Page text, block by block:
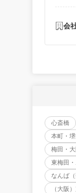
会
心斎橋
本町・
梅田・
東梅田
なんば（
（大阪